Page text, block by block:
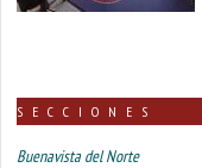
SECCIONES
Buenavista del Norte